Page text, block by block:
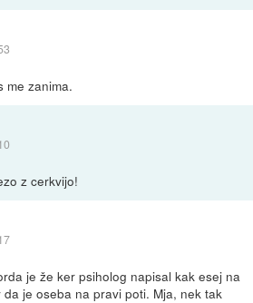
me zanima.
z cerkvijo!
je že ker psiholog napisal kak esej na
je oseba na pravi poti. Mja, nek tak